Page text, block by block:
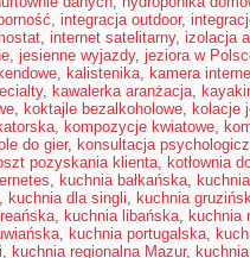
, integracja outdoor,
, internet satelitarny, izolacja
, jesienne wyjazdy, jeziora w
, kalistenika, kamera
, kawalerka aranżacja,
, koktajle bezalkoholowe, kolacje
, kompozycje kwiatowe,
do gier, konsultacja
pozyskania klienta, kotłownia
, kuchnia bałkańska,
, kuchnia dla singli, kuchnia
, kuchnia libańska, kuchnia
, kuchnia portugalska,
, kuchnia regionalna Mazur,